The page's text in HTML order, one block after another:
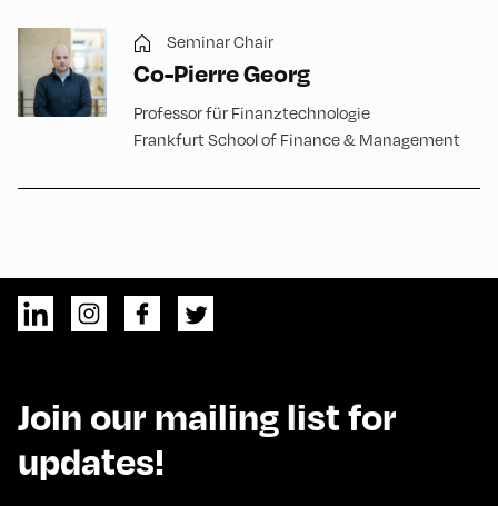
Seminar Chair
Co-Pierre Georg
Professor für Finanztechnologie
Frankfurt School of Finance & Management
Join our mailing list for
updates!